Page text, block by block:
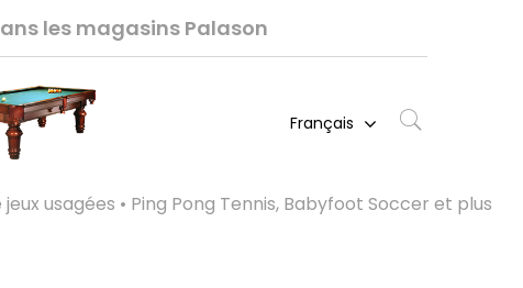
les magasins Palason
Français
usagées • Ping Pong Tennis, Babyfoot Soccer et plus